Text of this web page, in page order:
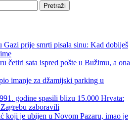
Gazi prije smrti pisala sinu: Kad dobiješ
četiri sata ispred pošte u Bužimu, a ona
imanje za džamijski parking u
godine spasili blizu 15.000 Hrvata:
zaboravili
koji je ubijen u Novom Pazaru, imao je